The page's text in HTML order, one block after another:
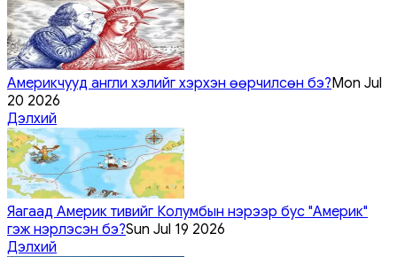
Америкчууд англи хэлийг хэрхэн өөрчилсөн бэ?Mon Jul
20 2026
Дэлхий
Яагаад Америк тивийг Колумбын нэрээр бус "Америк"
гэж нэрлэсэн бэ?Sun Jul 19 2026
Дэлхий